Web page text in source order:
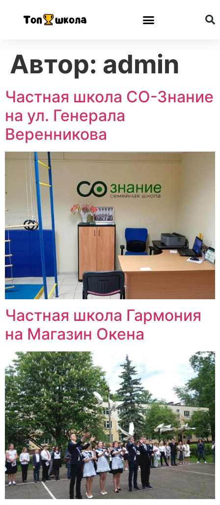
Автор: admin
Частная школа СО-Знание
на ул. Генерала
Веренникова
Частная школа Гармония
на Магазин Окена